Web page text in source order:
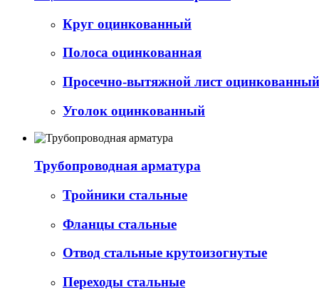
Круг оцинкованный
Полоса оцинкованная
Просечно-вытяжной лист
Уголок оцинкованный
Трубопроводная арматура
Тройники стальные
Фланцы стальные
Отвод стальные крутоизогнутые
Переходы стальные